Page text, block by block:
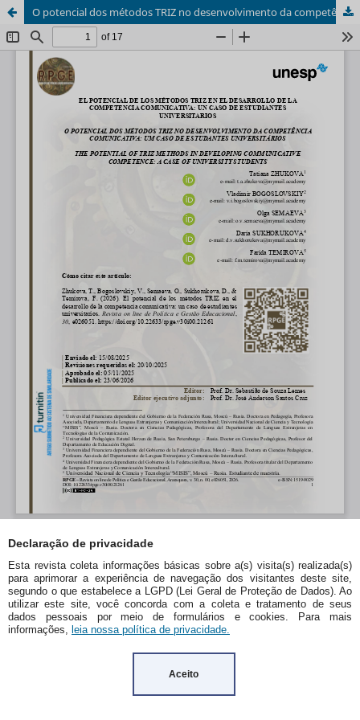
Declaração de privacidade
Esta revista coleta informações básicas sobre a(s) visita(s) realizada(s)
para aprimorar a experiência de navegação dos visitantes deste site,
segundo o que estabelece a LGPD (Lei Geral de Proteção de Dados). Ao
utilizar este site, você concorda com a coleta e tratamento de seus
dados pessoais por meio de formulários e cookies. Para mais
informações, leia nossa política de privacidade.
Aceito
O potencial dos métodos TRIZ no desenvolvimento da competência comunicativa